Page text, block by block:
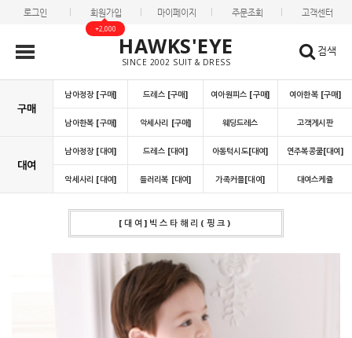
로그인 회원가입
+2,000
마이페이지 주문조회 고객센터
HAWKS'EYE
SINCE 2002 SUIT & DRESS
검색
구매
남아정장 [구매] 드레스 [구매] 여아원피스 [구매] 여아한복 [구매]
남아한복 [구매] 악세사리 [구매] 웨딩드레스 고객게시판
대여
남아정장 [대여] 드레스 [대여] 아동턱시도[대여] 연주복콩쿨[대여]
악세사리 [대여] 들러리복 [대여] 가족커플[대여] 대여스케쥴
[대여]빅스타해리(핑크)